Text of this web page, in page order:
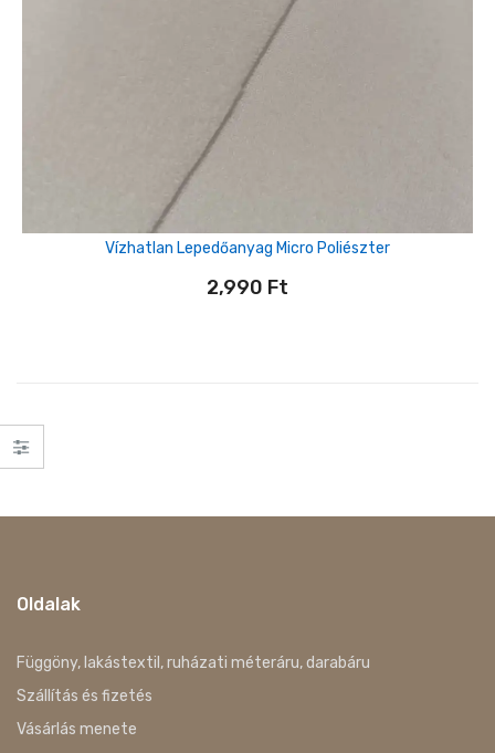
Vízhatlan Lepedőanyag Micro Poliészter
2,990 Ft
Oldalak
Függöny, lakástextil, ruházati méteráru, darabáru
Szállítás és fizetés
Vásárlás menete